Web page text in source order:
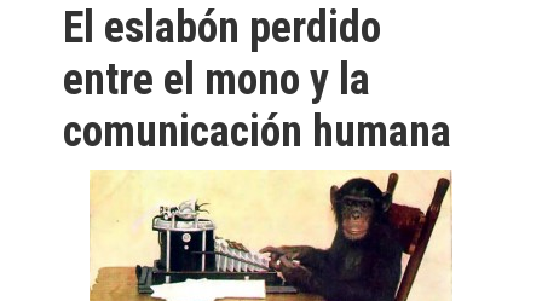
El eslabón perdido
entre el mono y la
comunicación humana